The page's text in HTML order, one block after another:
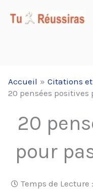
Accueil
Citations et
20 pensées positives
20
pour
Temps de Lecture :